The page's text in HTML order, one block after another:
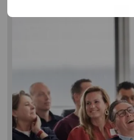
seminar
2026